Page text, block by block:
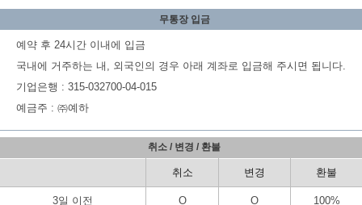
무통장 입금
예약 후 24시간 이내에 입금
국내에 거주하는 내, 외국인의 경우 아래 계좌로 입금해 주시면 됩니다.
기업은행 : 315-032700-04-015
예금주 : ㈜예하
취소 / 변경 / 환불
취소 변경 환불
3일 이전 O O 100%